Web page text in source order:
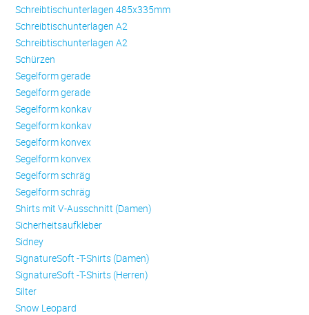
Schreibtischunterlagen 485x335mm
Schreibtischunterlagen A2
Schreibtischunterlagen A2
Schürzen
Se­gel­form ge­ra­de
Se­gel­form ge­ra­de
Se­gel­form konkav
Se­gel­form konkav
Se­gel­form konvex
Se­gel­form konvex
Se­gel­form schräg
Se­gel­form schräg
Shirts mit V-Ausschnitt (Damen)
Sicherheitsaufkleber
Sidney
SignatureSoft -T-Shirts (Damen)
SignatureSoft -T-Shirts (Herren)
Silter
Snow Leopard